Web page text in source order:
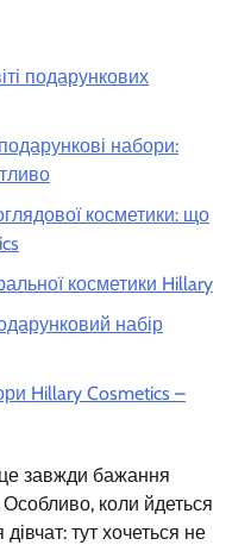
подарункових
набори:
косметики: що
косметики Hillary
набір
Hillary Cosmetics –
завжди бажання
коли йдеться
тут хочеться не